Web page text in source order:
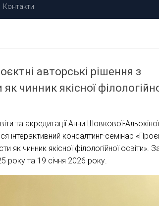
Контакти
авторські рішення з
чинник якісної
та акредитації Анни Шовкової-
інтерактивний консалтинг-семінар
чинник якісної філологійної освіти».
року та 19 січня 2026 року.